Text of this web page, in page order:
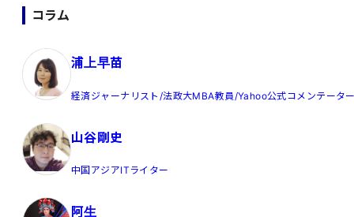
コラム
浦上早苗
経済ジャーナリスト/法政大MBA教員/Yahoo公式コメンテータ
山谷剛史
中国アジアITライター
阿生